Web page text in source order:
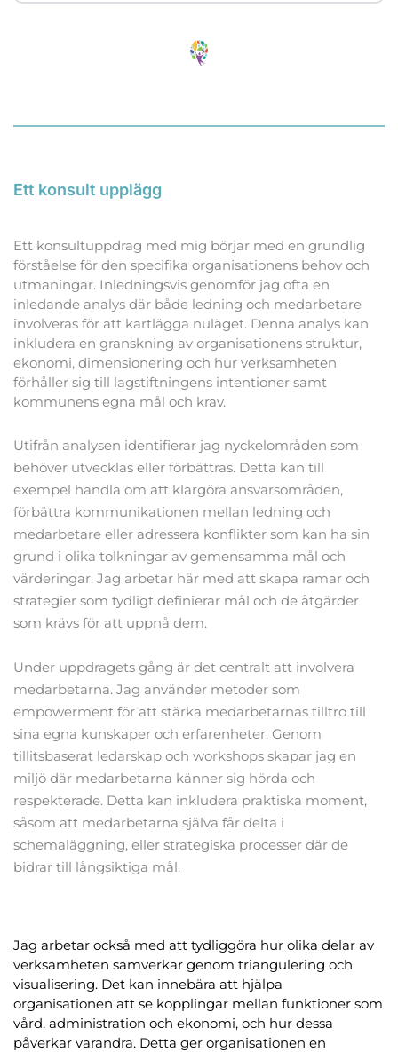
Ett konsult upplägg
Ett konsultuppdrag med mig börjar med en grundlig
förståelse för den specifika organisationens behov och
utmaningar. Inledningsvis genomför jag ofta en
inledande analys där både ledning och medarbetare
involveras för att kartlägga nuläget. Denna analys kan
inkludera en granskning av organisationens struktur,
ekonomi, dimensionering och hur verksamheten
förhåller sig till lagstiftningens intentioner samt
kommunens egna mål och krav.
Utifrån analysen identifierar jag nyckelområden som
behöver utvecklas eller förbättras. Detta kan till
exempel handla om att klargöra ansvarsområden,
förbättra kommunikationen mellan ledning och
medarbetare eller adressera konflikter som kan ha sin
grund i olika tolkningar av gemensamma mål och
värderingar. Jag arbetar här med att skapa ramar och
strategier som tydligt definierar mål och de åtgärder
som krävs för att uppnå dem.
Under uppdragets gång är det centralt att involvera
medarbetarna. Jag använder metoder som
empowerment för att stärka medarbetarnas tilltro till
sina egna kunskaper och erfarenheter. Genom
tillitsbaserat ledarskap och workshops skapar jag en
miljö där medarbetarna känner sig hörda och
respekterade. Detta kan inkludera praktiska moment,
såsom att medarbetarna själva får delta i
schemaläggning, eller strategiska processer där de
bidrar till långsiktiga mål.
Jag arbetar också med att tydliggöra hur olika delar av
verksamheten samverkar genom triangulering och
visualisering. Det kan innebära att hjälpa
organisationen att se kopplingar mellan funktioner som
vård, administration och ekonomi, och hur dessa
påverkar varandra. Detta ger organisationen en